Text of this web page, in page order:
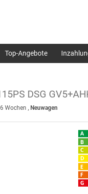
Top-Angebote
DSG
6 Wochen , Neuwagen